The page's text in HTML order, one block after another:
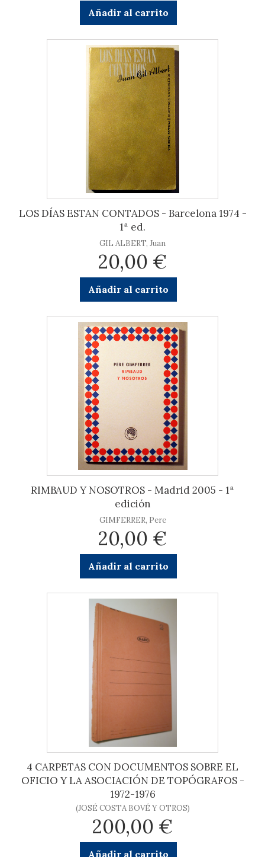
Añadir al carrito
LOS DÍAS ESTAN CONTADOS - Barcelona 1974 -
1ª ed.
GIL ALBERT, Juan
20,00 €
Añadir al carrito
RIMBAUD Y NOSOTROS - Madrid 2005 - 1ª
edición
GIMFERRER, Pere
20,00 €
Añadir al carrito
4 CARPETAS CON DOCUMENTOS SOBRE EL
OFICIO Y LA ASOCIACIÓN DE TOPÓGRAFOS -
1972-1976
(JOSÉ COSTA BOVÉ Y OTROS)
200,00 €
Añadir al carrito